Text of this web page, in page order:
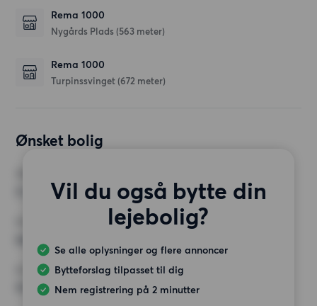
Rema 1000
Nygårds Plads (563 meter)
Rema 1000
Turpinssvinget (672 meter)
Ønsket bolig
Vil du også bytte din
lejebolig?
Se alle oplysninger og flere annoncer
Bytteforslag tilpasset til dig
Nem registrering på 2 minutter
3 værelser
MIN. ANTAL KVADRATMETER
MAX HUSLEJE
11 000 kr.